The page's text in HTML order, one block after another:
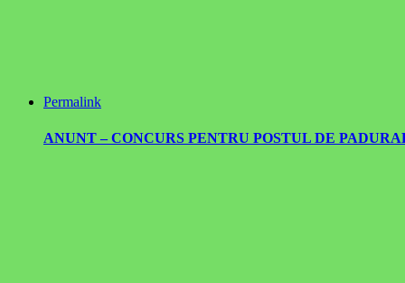
Permalink
ANUNT – CONCURS PENTRU POSTUL DE